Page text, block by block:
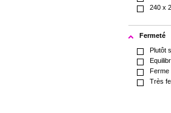
240 x
Fermeté
Plutôt
Ferme
Très